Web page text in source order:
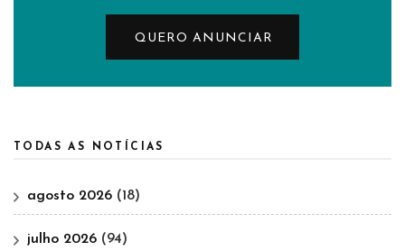
QUERO ANUNCIAR
TODAS AS NOTÍCIAS
agosto 2026 (18)
julho 2026 (94)